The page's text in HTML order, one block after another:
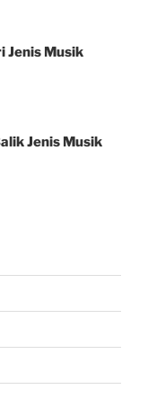
Jenis Musik
Jenis Musik